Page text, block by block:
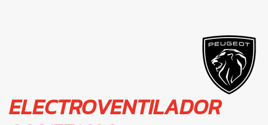
ELECTROVENTILADOR